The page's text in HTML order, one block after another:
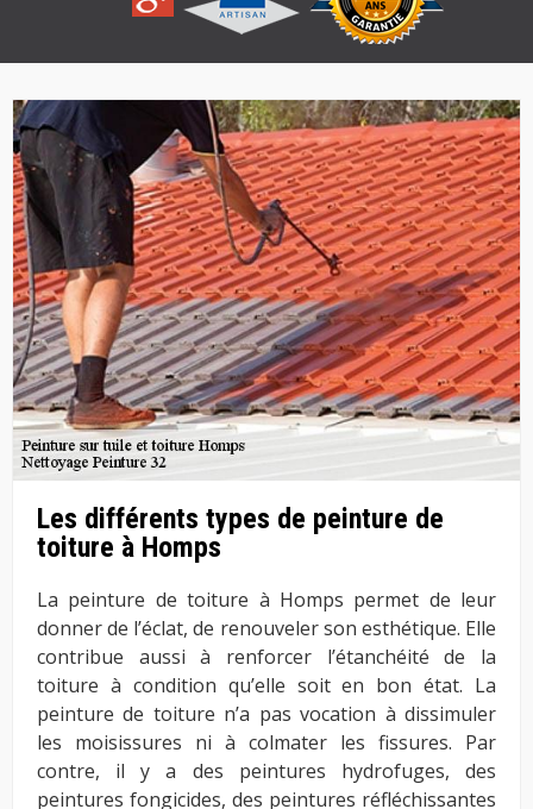
Les différents types de peinture de
toiture à Homps
La peinture de toiture à Homps permet de leur
donner de l’éclat, de renouveler son esthétique. Elle
contribue aussi à renforcer l’étanchéité de la
toiture à condition qu’elle soit en bon état. La
peinture de toiture n’a pas vocation à dissimuler
les moisissures ni à colmater les fissures. Par
contre, il y a des peintures hydrofuges, des
peintures fongicides, des peintures réfléchissantes